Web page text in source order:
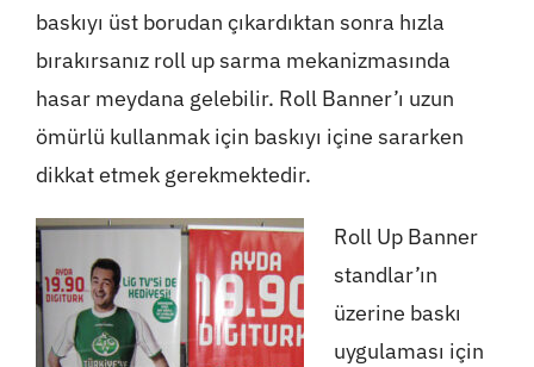
baskıyı üst borudan çıkardıktan sonra hızla
bırakırsanız roll up sarma mekanizmasında
hasar meydana gelebilir. Roll Banner’ı uzun
ömürlü kullanmak için baskıyı içine sararken
dikkat etmek gerekmektedir.
Roll Up Banner
standlar’ın
üzerine baskı
uygulaması için